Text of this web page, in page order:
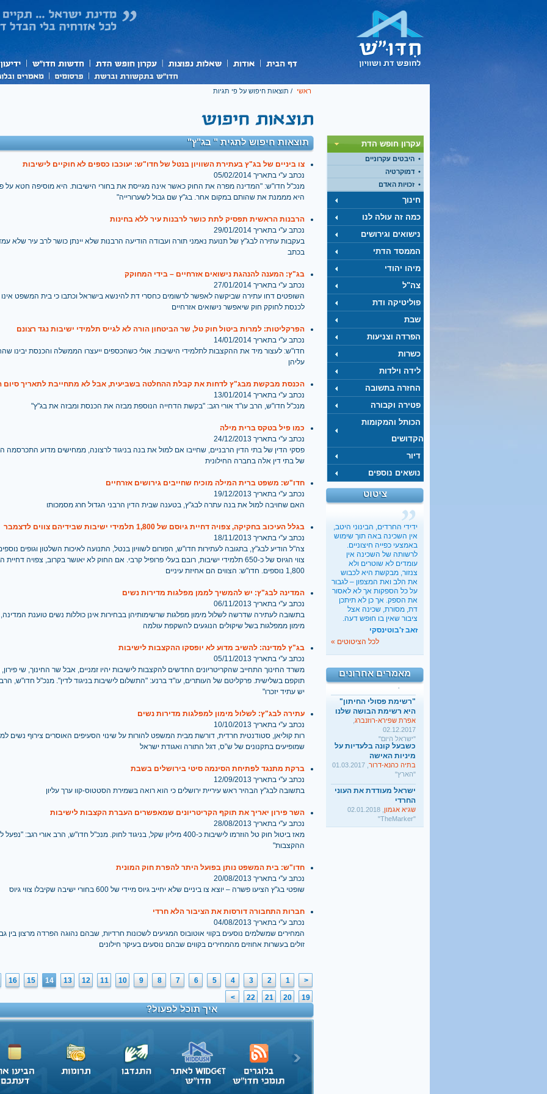
ראשי / תוצאות חיפוש על פי תגיות
עקרון חופש הדת
היבטים עקרוניים
דמוקרטיה
זכויות האדם
חינוך
כמה זה עולה לנו
נישואים וגירושים
הממסד הדתי
מיהו יהודי
צה"ל
פוליטיקה ודת
שבת
הפרדה וצניעות
כשרות
לידה וילדות
החזרה בתשובה
פטירה וקבורה
הכותל והמקומות
הקדושים
דיור
נושאים נוספים
ציטוט
ידידי החרדים, הבינוני היטב,
אין השכינה באה תוך שימוש
באמצעי כפייה חיצוניים.
לרשותה של השכינה אין
עומדים לא שוטרים ולא
צנזור, מבקשת היא לכבוש
את הלב ואת המצפון – לגבור
על כל הספקות אך לא לאסור
את הספק. אך כן לא תיתכן
דת, מסורת, שכינה אצל
ציבור שאין בו חופש דעה.
זאב ז'בוטינסקי
לכל הציטוטים »
מאמרים אחרונים
כשבעל קונה בלעדיות על
מיניות האישה
בתיה כהנא-דרור , 01.03.2017
"הארץ"
ישראל מעודדת את העוני
החרדי
שגיא אגמון , 02.01.2018
"TheMarker"
הבא מאבק דת
גלעד קריב, 09.01.2018
"הארץ"
היא רשימת הבושה שלנו
אפרת שפירא-רוזנברג,
02.12.2017
"ישראל היום"
כשבעל קונה בלעדיות על
מיניות האישה
בתיה כהנא-דרור
"הארץ"
החרדי
שגיא אגמון
"TheMarker"
היו שלום מרכולים. ברוך
תוצאות חיפוש לתגית " בג"ץ"
צו ביניים של בג"ץ בעתירת השוויון בנטל של חדו"ש: יעוכבו כספים לא חוקיים לישיבות
נכתב ע''י בתאריך 05/02/2014
מנכ"ל חדו"ש: "המדינה מפרה את החוק כאשר אינה מגייסת את בחורי הישיבות. היא מוסיפה חטא
היא מממנת את שהותם במקום אחר. בג"ץ שם גבול לשערורייה"
הרבנות הראשית תפסיק לתת כושר לרבנות עיר ללא בחינות
נכתב ע''י בתאריך 29/01/2014
בעקבות עתירה לבג"ץ של תנועת נאמני תורה ועבודה הודיעה הרבנות שלא יינתן כושר לרב עיר שלא
בכתב
בג"ץ: המענה להנהגת נישואים אזרחיים – בידי המחוקק
נכתב ע''י בתאריך 27/01/2014
השופטים דחו עתירה שביקשה לאפשר לרשומים כחסרי דת להינשא בישראל וכתבו כי בית המשפט אינו
לכנסת לחוקק חוק שיאפשר נישואים אזרחיים
הפרקליטות: למרות ביטול חוק טל, שר הביטחון הורה לא לגייס תלמידי ישיבות נגד רצונם
נכתב ע''י בתאריך 14/01/2014
חדו"ש: לעצור מיד את ההקצבות לתלמידי הישיבות. אולי כשהכספים ייעצרו הממשלה והכנסת יבינו
עליהן
הכנסת מבקשת מבג"ץ לדחות את קבלת ההחלטה בשביעית, אבל לא מתחייבת לתאריך סיום
נכתב ע''י בתאריך 13/01/2014
מנכ"ל חדו"ש, הרב עו"ד אורי רגב: "בקשת הדחייה הנוספת מבזה את הכנסת ומבזה את בג"ץ"
כמו פיל בטקס ברית מילה
נכתב ע''י בתאריך 24/12/2013
פסקי הדין של בתי הדין הרבניים, שחייבו אם למול את בנה בניגוד לרצונה, ממחישים מדוע התכרסמה
של בתי דין אלה בחברה החילונית
חדו"ש: משפט ברית המילה מוכיח שחייבים גירושים אזרחיים
נכתב ע''י בתאריך 19/12/2013
האם שחויבה למול את בנה עתרה לבג"ץ, בטענה שבית הדין הרבני הגדול חרג מסמכותו
בגלל העיכוב בחקיקה, צפויה דחיית גיוסם של 1,800 תלמידי ישיבות שבידיהם צווים לדצמבר
נכתב ע''י בתאריך 18/11/2013
צה"ל הודיע לבג"ץ, בתגובה לעתירות חדו"ש, הפורום לשוויון בנטל, התנועה לאיכות השלטון וגופים
צווי הגיוס של כ-650 תלמידי ישיבות, רובם בעלי פרופיל קרבי. אם החוק לא יאושר בקרוב, צפויה
1,800 נוספים. חדו"ש: הצווים הם אחיזת עיניים
המדינה לבג"ץ: יש להמשיך לממן מפלגות מדירות נשים
נכתב ע''י בתאריך 06/11/2013
בתשובה לעתירה שדרשה לשלול מימון מפלגות שרשימותיהן בבחירות אינן כוללות נשים טוענת
מימון ממפלגות בשל שיקולים הנוגעים להשקפת עולמה
בג"ץ למדינה: להשיב מדוע לא יופסקו ההקצבות לישיבות
נכתב ע''י בתאריך 05/11/2013
משרד החינוך התחייב שהקריטריונים החדשים להקצבות לישיבות יהיו זמניים, אבל שר החינוך, שי
תוקפם בשלישית. פרקליטם של העותרים, עו"ד ברנע: "התשלום לישיבות בניגוד לדין". מנכ"ל חדו"ש, הרב
יש עתיד יזכרו"
עתירה לבג"ץ: לשלול מימון למפלגות מדירות נשים
נכתב ע''י בתאריך 10/10/2013
רות קוליאן, סטודנטית חרדית, דורשת מבית המשפט להורות על שינוי הסעיפים האוסרים צירוף נשים
שמופיעים בתקנונים של ש”ס, דגל התורה ואגודת ישראל
ברקת מתנגד לפתיחת הסינמה סיטי בירושלים בשבת
נכתב ע''י בתאריך 12/09/2013
בתשובה לבג"ץ הבהיר ראש עיריית ירושלים כי הוא רואה בשמירת הסטטוס-קוו ערך עליון
השר פירון יאריך את תוקף הקריטריונים שמאפשרים העברת הקצבות לישיבות
נכתב ע''י בתאריך 28/08/2013
מאז ביטול חוק טל הוזרמו לישיבות כ-400 מיליון שקל, בניגוד לחוק. מנכ"ל חדו"ש, הרב אורי רגב:
ההקצבות"
חדו"ש: בית המשפט נותן בפועל היתר להפרת חוק המונית
נכתב ע''י בתאריך 20/08/2013
שופטי בג"ץ הציעו פשרה – יוצא צו ביניים שלא יחייב גיוס מיידי של 600 בחורי ישיבה שקיבלו צווי גיוס
חברות התחבורה דורסות את הציבור הלא חרדי
נכתב ע''י בתאריך 04/08/2013
המחירים שמשלמים נוסעים בקווי אוטובוס המגיעים לשכונות חרדיות, שבהם נהוגה הפרדה מרצון בין
זולים בעשרות אחוזים מהמחירים בקווים שבהם נוסעים בעיקר חילונים
<
1
2
3
4
5
6
7
8
9
10
11
12
13
14
15
16
19
20
21
22
>
איך תוכל לפעול?